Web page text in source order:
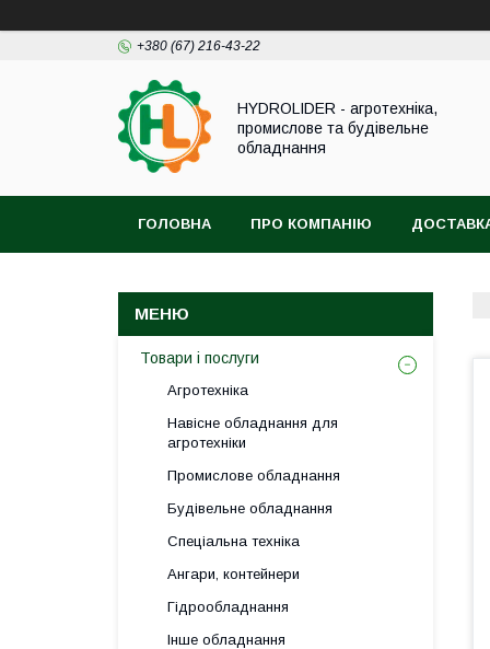
+380 (67) 216-43-22
HYDROLIDER - агротехніка,
промислове та будівельне
обладнання
ГОЛОВНА ПРО КОМПАНІЮ
Товари і послуги
Агротехніка
Навісне обладнання для
агротехніки
Промислове обладнання
Будівельне обладнання
Спеціальна техніка
Ангари, контейнери
Гідрообладнання
Інше обладнання